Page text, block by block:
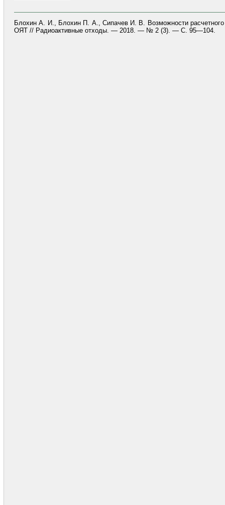
Блохин А. И., Блохин П. А., Сипачев И. В. Возможности расчетного
ОЯТ // Радиоактивные отходы. — 2018. — № 2 (3). — С. 95—104.